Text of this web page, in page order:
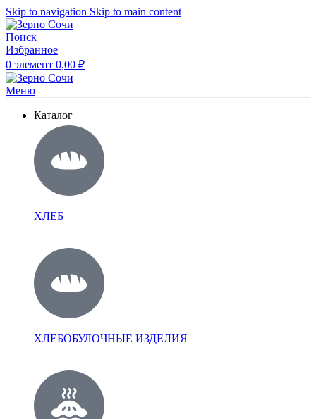
Skip to navigation Skip to main content
Поиск
Избранное
0 элемент 0,00 ₽
Меню
Каталог
ХЛЕБ
ХЛЕБОБУЛОЧНЫЕ ИЗДЕЛИЯ